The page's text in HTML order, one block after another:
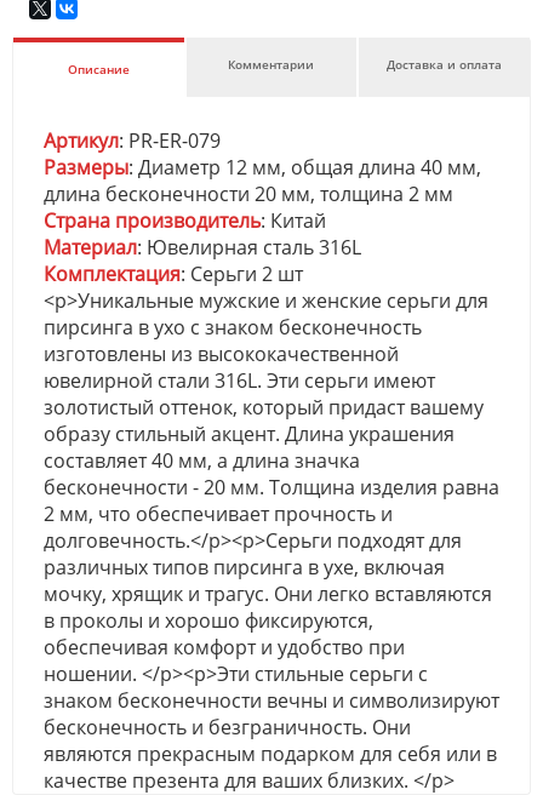
Описание Комментарии Доставка и оплата
Артикул: PR-ER-079
Размеры: Диаметр 12 мм, общая длина 40 мм,
длина бесконечности 20 мм, толщина 2 мм
Страна производитель: Китай
Материал: Ювелирная сталь 316L
Комплектация: Серьги 2 шт
<p>Уникальные мужские и женские серьги для
пирсинга в ухо с знаком бесконечность
изготовлены из высококачественной
ювелирной стали 316L. Эти серьги имеют
золотистый оттенок, который придаст вашему
образу стильный акцент. Длина украшения
составляет 40 мм, а длина значка
бесконечности - 20 мм. Толщина изделия равна
2 мм, что обеспечивает прочность и
долговечность.</p><p>Серьги подходят для
различных типов пирсинга в ухе, включая
мочку, хрящик и трагус. Они легко вставляются
в проколы и хорошо фиксируются,
обеспечивая комфорт и удобство при
ношении. </p><p>Эти стильные серьги с
знаком бесконечности вечны и символизируют
бесконечность и безграничность. Они
являются прекрасным подарком для себя или в
качестве презента для ваших близких. </p>